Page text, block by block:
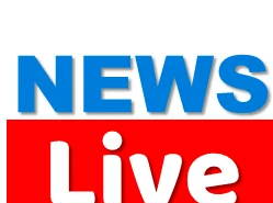
content